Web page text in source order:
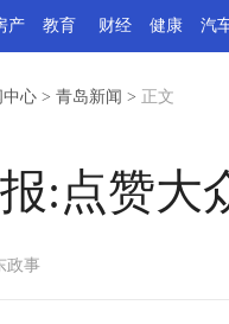
产 教育 财经 健康 汽
中心 > 青岛新闻 > 正文
:点赞大
政事